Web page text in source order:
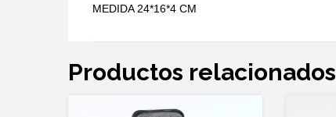
MEDIDA 24*16*4 CM
Productos relacionados